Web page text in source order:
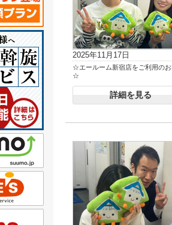
2025年11月17日
☆エールーム新宿店をご利用の
☆
詳細を見る